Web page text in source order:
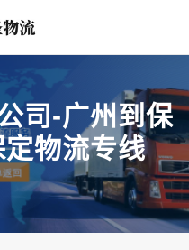
司-广州到保
物流专线